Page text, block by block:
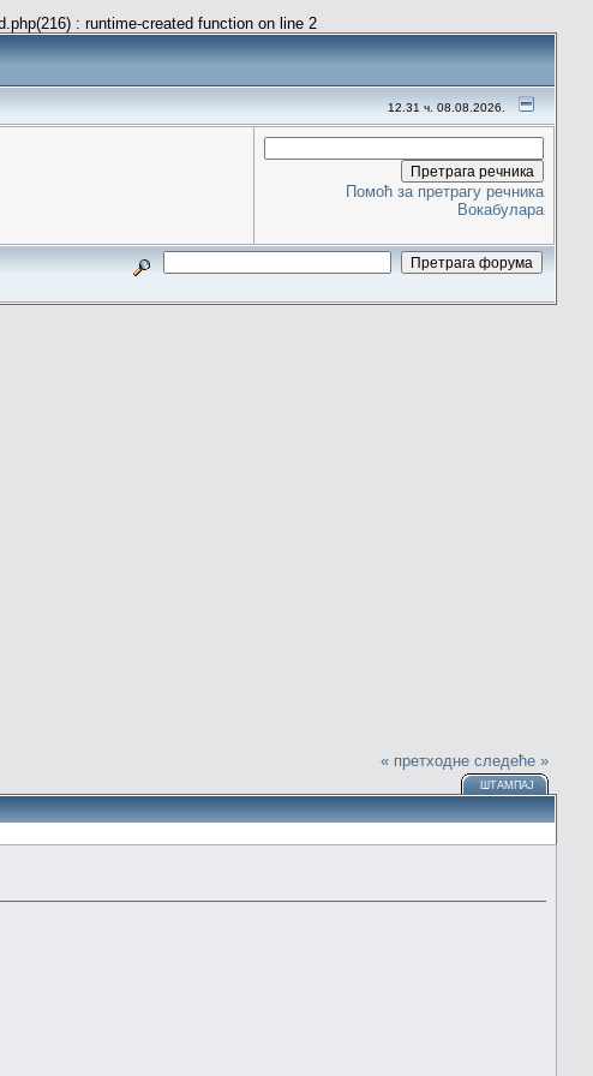
: runtime-created function on line 2
12.31 ч. 08.08.2026.
Помоћ за претрагу речника
Вокабулара
« претходне следеће »
ШТАМПАЈ